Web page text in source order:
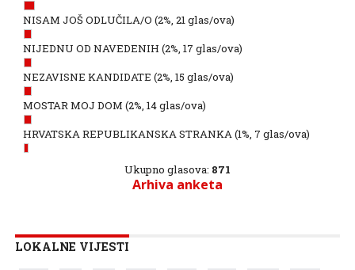
NISAM JOŠ ODLUČILA/O (2%, 21 glas/ova)
NIJEDNU OD NAVEDENIH (2%, 17 glas/ova)
NEZAVISNE KANDIDATE (2%, 15 glas/ova)
MOSTAR MOJ DOM (2%, 14 glas/ova)
HRVATSKA REPUBLIKANSKA STRANKA(1%, 7 glas/ova)
Ukupno glasova: 871
Arhiva anketa
LOKALNE VIJESTI